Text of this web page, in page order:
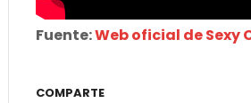
Fuente:Web oficial de Sexy
COMPARTE